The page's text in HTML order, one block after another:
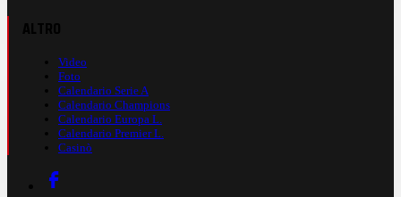
Video
Foto
Calendario Serie A
Calendario Champions
Calendario Europa L.
Calendario Premier L.
Casinò